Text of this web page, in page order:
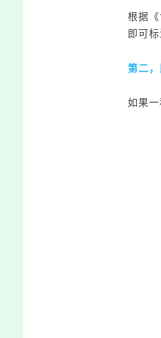
根据
即可
第二
如果